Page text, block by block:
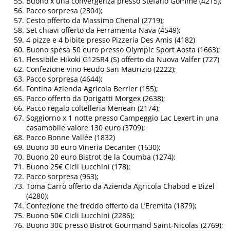
Pacco sorpresa (2304);
Cesto offerto da Massimo Chenal (2719);
Set chiavi offerto da Ferramenta Nava (4549);
4 pizze e 4 bibite presso Pizzeria Des Amis (4182)
Buono spesa 50 euro presso Olympic Sport Aosta (1663);
Flessibile Hikoki G125R4 (S) offerto da Nuova Valfer (727)
Confezione vino Feudo San Maurizio (2222);
Pacco sorpresa (4644);
Fontina Azienda Agricola Berrier (155);
Pacco offerto da Dorigatti Morgex (2638);
Pacco regalo coltelleria Menean (2174);
Soggiorno x 1 notte presso Campeggio Lac Lexert in una
casamobile valore 130 euro (3709);
Pacco Bonne Vallée (1832)
Buono 30 euro Vineria Decanter (1630);
Buono 20 euro Bistrot de la Coumba (1274);
Buono 25€ Cicli Lucchini (178);
Pacco sorpresa (963);
Toma Carrò offerto da Azienda Agricola Chabod e Bizel
(4280);
Confezione the freddo offerto da L’Eremita (1879);
Buono 50€ Cicli Lucchini (2286);
Buono 30€ presso Bistrot Gourmand Saint-Nicolas (2769);